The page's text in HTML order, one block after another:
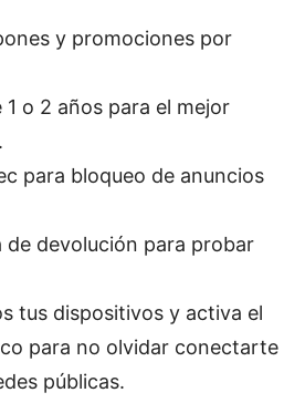
y promociones por
1 o 2 años para el mejor
para bloqueo de anuncios
de devolución para probar
tus dispositivos y activa el
para no olvidar conectarte
públicas.